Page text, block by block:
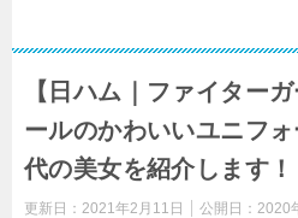
【日ハム｜ファイター
ールのかわいいユニフ
代の美女を紹介します！
更新日： 2021年2月11日 公開日： 2020